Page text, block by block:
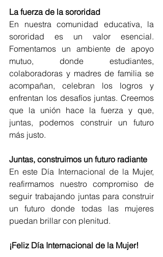
La fuerza de la sororidad
En nuestra comunidad educativa, la
sororidad es un valor esencial.
Fomentamos un ambiente de apoyo
mutuo, donde estudiantes,
colaboradoras y madres de familia se
acompañan, celebran los logros y
enfrentan los desafíos juntas. Creemos
que la unión hace la fuerza y que,
juntas, podemos construir un futuro
más justo.
Juntas, construimos un futuro radiante
En este Día Internacional de la Mujer,
reafirmamos nuestro compromiso de
seguir trabajando juntas para construir
un futuro donde todas las mujeres
puedan brillar con plenitud.
¡Feliz Día Internacional de la Mujer!